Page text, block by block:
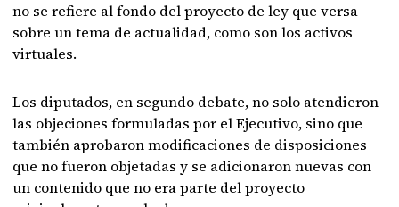
no se refiere al fondo del proyecto de ley que versa
sobre un tema de actualidad, como son los activos
virtuales.
Los diputados, en segundo debate, no solo atendieron
las objeciones formuladas por el Ejecutivo, sino que
también aprobaron modificaciones de disposiciones
que no fueron objetadas y se adicionaron nuevas con
un contenido que no era parte del proyecto